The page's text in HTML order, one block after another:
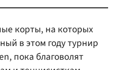
корты, на которых
в этом году турнир
пока благоволят